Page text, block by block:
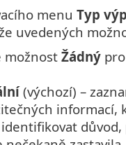
menu Typ
uvedených
možnostŽádný
(výchozí) –
informací,
důvod,